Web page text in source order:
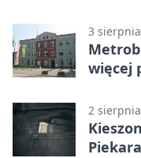
3
więcej
2